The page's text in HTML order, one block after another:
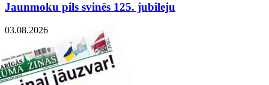
Jaunmoku pils svinēs 125. jubileju
03.08.2026